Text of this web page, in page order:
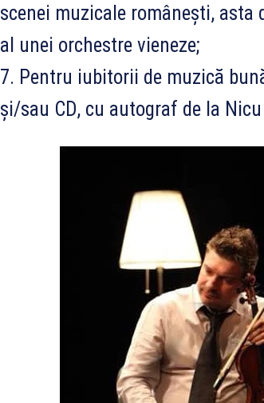
scenei muzicale românești, asta
al unei orchestre vieneze;
7. Pentru iubitorii de muzică
și/sau CD, cu autograf de la